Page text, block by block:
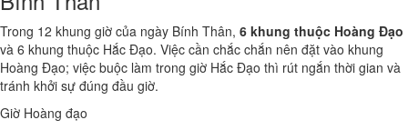
Trong 12 khung giờ của ngày Bính Thân, 6 khung thuộc Hoàng Đạo
và 6 khung thuộc Hắc Đạo. Việc cần chắc chắn nên đặt vào khung
Hoàng Đạo; việc buộc làm trong giờ Hắc Đạo thì rút ngắn thời gian và
tránh khởi sự đúng đầu giờ.
Giờ Hoàng đạo